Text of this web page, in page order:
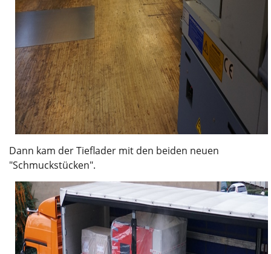
Dann kam der Tieflader mit den beiden neuen
"Schmuckstücken".